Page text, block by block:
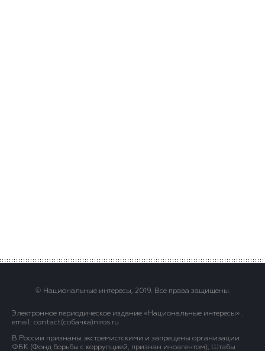
© Национальные интересы, 2019. Все права защищены.
Электронное периодическое издание «Национальные интересы» .
email: contact(сoбaчка)niros.ru
В России признаны экстремистскими и запрещены организации
ФБК (Фонд борьбы с коррупцией, признан иноагентом), Штабы